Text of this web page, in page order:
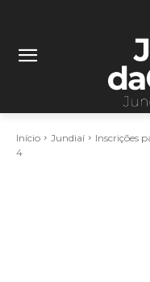
Início Jundiaí
Inscrições
4